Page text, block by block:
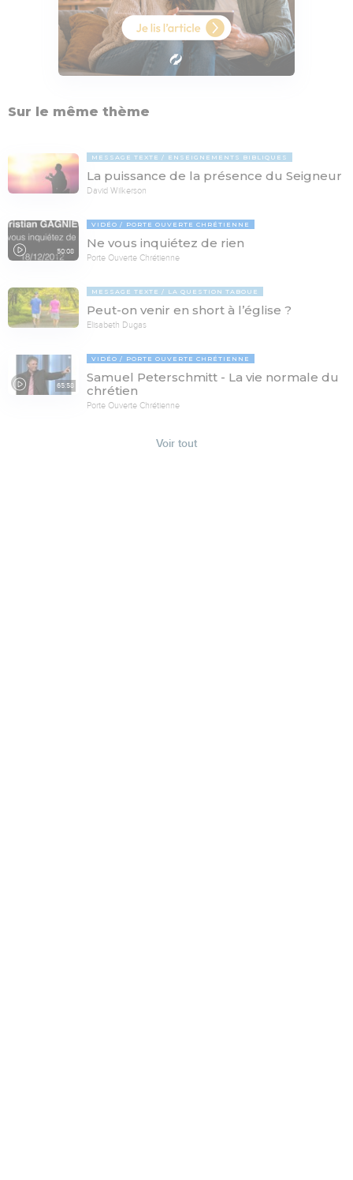
Sur le même thème
MESSAGE TEXTE ENSEIGNEMENTS BIBLIQUES
La puissance de la présence du Seigneur
David Wilkerson
50:08
VIDÉO PORTE OUVERTE CHRÉTIENNE
Ne vous inquiétez de rien
Porte Ouverte Chrétienne
MESSAGE TEXTE LA QUESTION TABOUE
Peut-on venir en short à l’église ?
Elisabeth Dugas
65:58
VIDÉO PORTE OUVERTE CHRÉTIENNE
Samuel Peterschmitt - La vie normale du
chrétien
Porte Ouverte Chrétienne
Voir tout